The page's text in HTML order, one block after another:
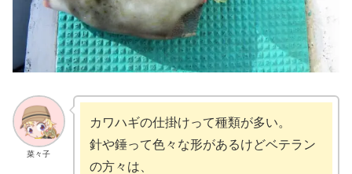
菜々子
カワハギの仕掛けって種類が多い。
針や錘って色々な形があるけどベテラン
の方々は、